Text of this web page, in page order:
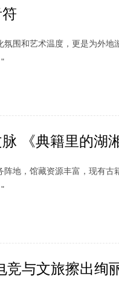
围和艺术温度，更是为外地
《典籍里的湖
地，馆藏资源丰富，现有古
与文旅擦出绚